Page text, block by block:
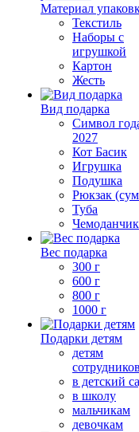
Материал
Текстиль
Наборы с
игрушкой
Картон
Жесть
Вид подарка
Символ
2027
Кот Басик
Игрушка
Подушка
Рюкзак
Туба
Чемоданчик
Вес подарка
300 г
600 г
800 г
1000 г
Подарки детям
детям
сотрудников
в детский
в школу
мальчикам
девочкам